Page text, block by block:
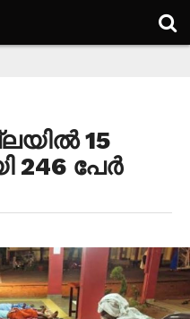
15
246 പേർ